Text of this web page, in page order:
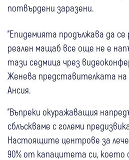
потвърдени заразени.
"Епидемията продължава да
реален мащаб все още не е
тази седмица чрез
Женева представителката на
Ансия.
"Въпреки окуражаващия
сблъскваме с големи
Настоящите центрове за
90% от капацитета си, което